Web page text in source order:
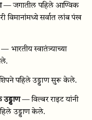
— जगातील पहिले आण्विक
विमानांमध्ये सर्वात लांब पंख
— भारतीय स्वातंत्र्याच्या
पहिले उड्डाण सुरू केले.
उड्डाण — विल्बर राइट यांनी
उड्डाण केले.